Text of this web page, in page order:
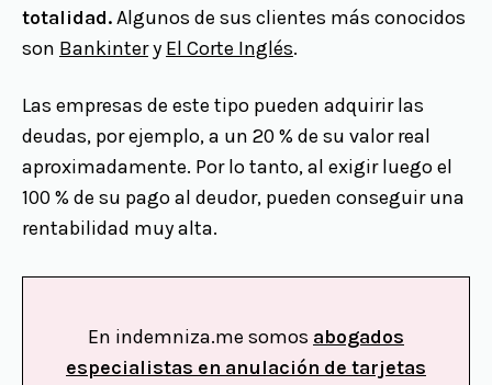
totalidad.Algunos de sus clientes más conocidos
son Bankintery El Corte Inglés.
Las empresas de este tipo pueden adquirir las
deudas, por ejemplo, a un 20 % de su valor real
aproximadamente. Por lo tanto, al exigir luego el
100 % de su pago al deudor, pueden conseguir una
rentabilidad muy alta.
En indemniza.me somos abogados
especialistas en anulación de tarjetas